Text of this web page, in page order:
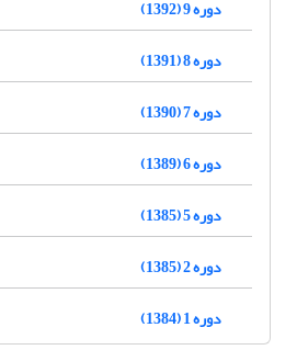
دوره 9 (1392)
دوره 8 (1391)
دوره 7 (1390)
دوره 6 (1389)
دوره 5 (1385)
دوره 2 (1385)
دوره 1 (1384)